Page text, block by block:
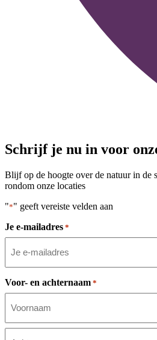
Schrijf je nu in voor
Blijf op de hoogte over de natuur in de
rondom onze locaties
"*" geeft vereiste velden aan
Je e-mailadres *
Voor- en achternaam *
Voornaam